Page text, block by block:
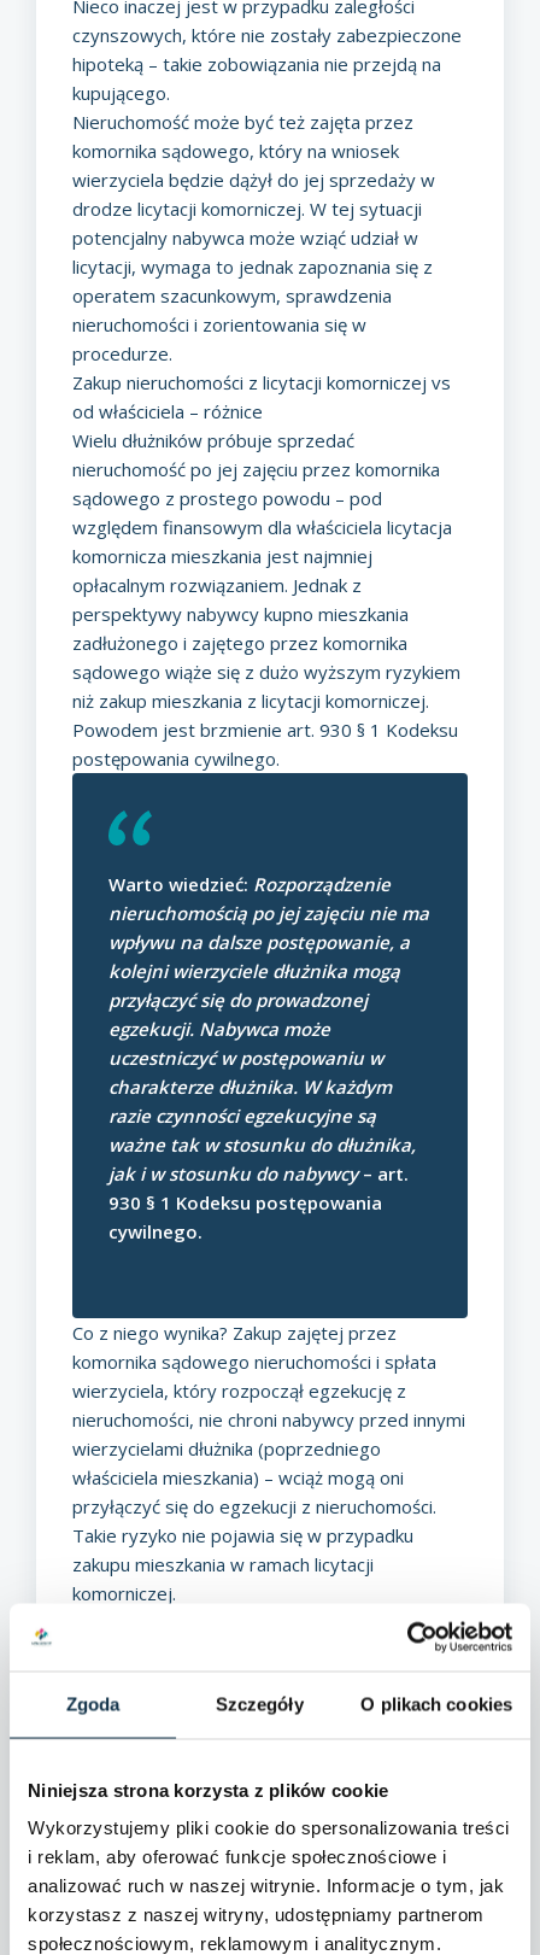
Zgoda Szczegóły O plikach cookies
Niniejsza strona korzysta z plików cookie
Wykorzystujemy pliki cookie do spersonalizowania treści
i reklam, aby oferować funkcje społecznościowe i
analizować ruch w naszej witrynie. Informacje o tym, jak
korzystasz z naszej witryny, udostępniamy partnerom
społecznościowym, reklamowym i analitycznym.
Nieco inaczej jest w przypadku zaległości
czynszowych, które nie zostały zabezpieczone
hipoteką – takie zobowiązania nie przejdą na
kupującego.
Nieruchomość może być też zajęta przez
komornika sądowego, który na wniosek
wierzyciela będzie dążył do jej sprzedaży w
drodze licytacji komorniczej. W tej sytuacji
potencjalny nabywca może wziąć udział w
licytacji, wymaga to jednak zapoznania się z
operatem szacunkowym, sprawdzenia
nieruchomości i zorientowania się w
procedurze.
Zakup nieruchomości z licytacji komorniczej vs
od właściciela – różnice
Wielu dłużników próbuje sprzedać
nieruchomość po jej zajęciu przez komornika
sądowego z prostego powodu – pod
względem finansowym dla właściciela licytacja
komornicza mieszkania jest najmniej
opłacalnym rozwiązaniem. Jednak z
perspektywy nabywcy kupno mieszkania
zadłużonego i zajętego przez komornika
sądowego wiąże się z dużo wyższym ryzykiem
niż zakup mieszkania z licytacji komorniczej.
Powodem jest brzmienie art. 930 § 1 Kodeksu
postępowania cywilnego.
Warto wiedzieć: Rozporządzenie
nieruchomością po jej zajęciu nie ma
wpływu na dalsze postępowanie, a
kolejni wierzyciele dłużnika mogą
przyłączyć się do prowadzonej
egzekucji. Nabywca może
uczestniczyć w postępowaniu w
charakterze dłużnika. W każdym
razie czynności egzekucyjne są
ważne tak w stosunku do dłużnika,
jak i w stosunku do nabywcy– art.
930 § 1 Kodeksu postępowania
cywilnego.
Co z niego wynika? Zakup zajętej przez
komornika sądowego nieruchomości i spłata
wierzyciela, który rozpoczął egzekucję z
nieruchomości, nie chroni nabywcy przed innymi
wierzycielami dłużnika (poprzedniego
właściciela mieszkania) – wciąż mogą oni
przyłączyć się do egzekucji z nieruchomości.
Takie ryzyko nie pojawia się w przypadku
zakupu mieszkania w ramach licytacji
komorniczej.
to jest też dobra wiadomość – można je
ograniczyć. Z pomocą przychodzą prawnicy
Prawnikowi można zlecić sprawdzenie
nieruchomości, a także zweryfikowanie
zadłużenia jej aktualnego właściciela. Takie
działania pozwalają ograniczyć ryzyko.
Dodatkowe kroki, jakie może podjąć nabywca,
to: